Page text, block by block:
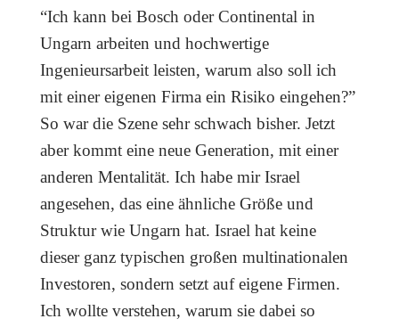
“Ich kann bei Bosch oder Continental in
Ungarn arbeiten und hochwertige
Ingenieursarbeit leisten, warum also soll ich
mit einer eigenen Firma ein Risiko eingehen?”
So war die Szene sehr schwach bisher. Jetzt
aber kommt eine neue Generation, mit einer
anderen Mentalität. Ich habe mir Israel
angesehen, das eine ähnliche Größe und
Struktur wie Ungarn hat. Israel hat keine
dieser ganz typischen großen multinationalen
Investoren, sondern setzt auf eigene Firmen.
Ich wollte verstehen, warum sie dabei so